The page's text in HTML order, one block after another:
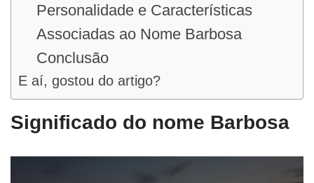
Personalidade e Características
Associadas ao Nome Barbosa
Conclusão
E aí, gostou do artigo?
Significado do nome Barbosa